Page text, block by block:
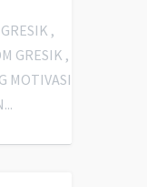
,
GRESIK ,
MOTIVASI